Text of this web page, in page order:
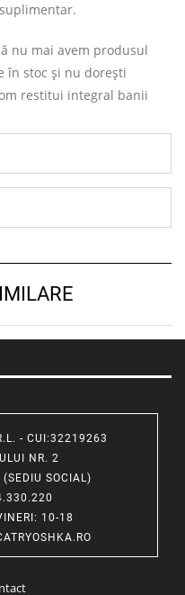
nu mai avem produsul
în stoc și nu dorești
restitui integral banii
- CUI:32219263
NR. 2
(SEDIU SOCIAL)
10-18